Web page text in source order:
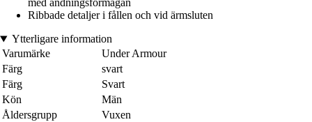
med andningsförmågan
Ribbade detaljer i fållen och vid ärmsluten
Ytterligare information
Varumärke
Under Armour
Färg
svart
Färg
Svart
Kön
Män
Åldersgrupp
Vuxen